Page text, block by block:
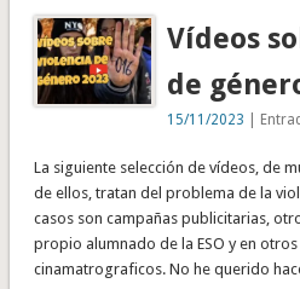
Vídeos
de
15/11/2023 |
La siguiente selección de vídeos, de
de ellos, tratan del problema de la
casos son campañas publicitarias,
propio alumnado de la ESO y en
cinamatrograficos. No he querido